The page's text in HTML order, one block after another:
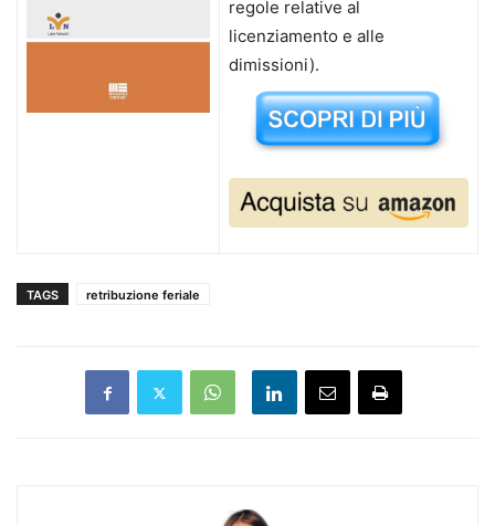
regole relative al
licenziamento e alle
dimissioni).
TAGS retribuzione feriale